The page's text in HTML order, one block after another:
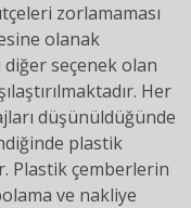
zorlamaması
olanak
seçenek olan
Her
düşünüldüğünde
plastik
Plastik çemberlerin
ve nakliye